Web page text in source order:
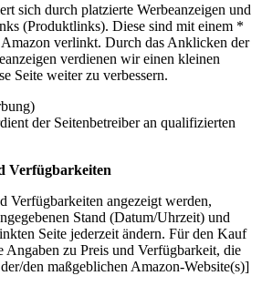
sich durch platzierte Werbeanzeigen und
(Produktlinks). Diese sind mit einem *
verlinkt. Durch das Anklicken der
verdienen wir einen kleinen
Seite weiter zu verbessern.
der Seitenbetreiber an qualifizierten
Verfügbarkeiten
Verfügbarkeiten angezeigt werden,
Stand (Datum/Uhrzeit) und
Seite jederzeit ändern. Für den Kauf
Angaben zu Preis und Verfügbarkeit, die
den maßgeblichen Amazon-Website(s)]